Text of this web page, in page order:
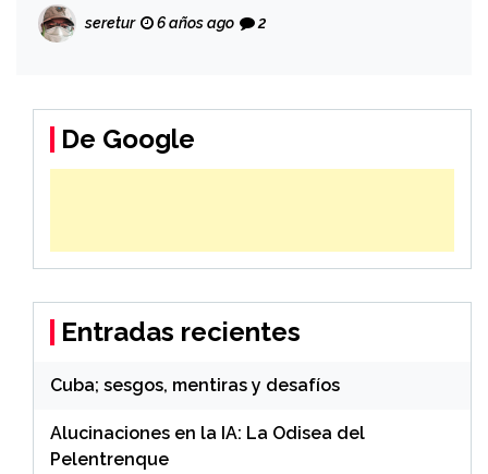
seretur 6 años ago 2
De Google
Entradas recientes
Cuba; sesgos, mentiras y desafíos
Alucinaciones en la IA: La Odisea del
Pelentrenque